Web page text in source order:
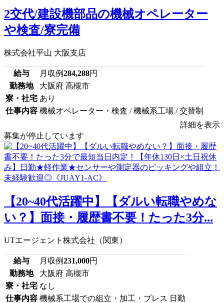
2交代/建設機部品の機械オペレーター
や検査/寮完備
株式会社平山 大阪支店
給与 月収例284,288円
勤務地
大阪府 高槻市
寮・社宅 あり
仕事内容 機械オペレーター・検査 / 機械系工場 / 交替制
詳細を表示
募集が停止しています
【20~40代活躍中】【ダルい転職やめな
い？】面接・履歴書不要！たった3分...
UTエージェント株式会社（関東）
給与 月収例231,000円
勤務地
大阪府 高槻市
寮・社宅 なし
仕事内容 機械系工場での組立・加工・プレス 日勤